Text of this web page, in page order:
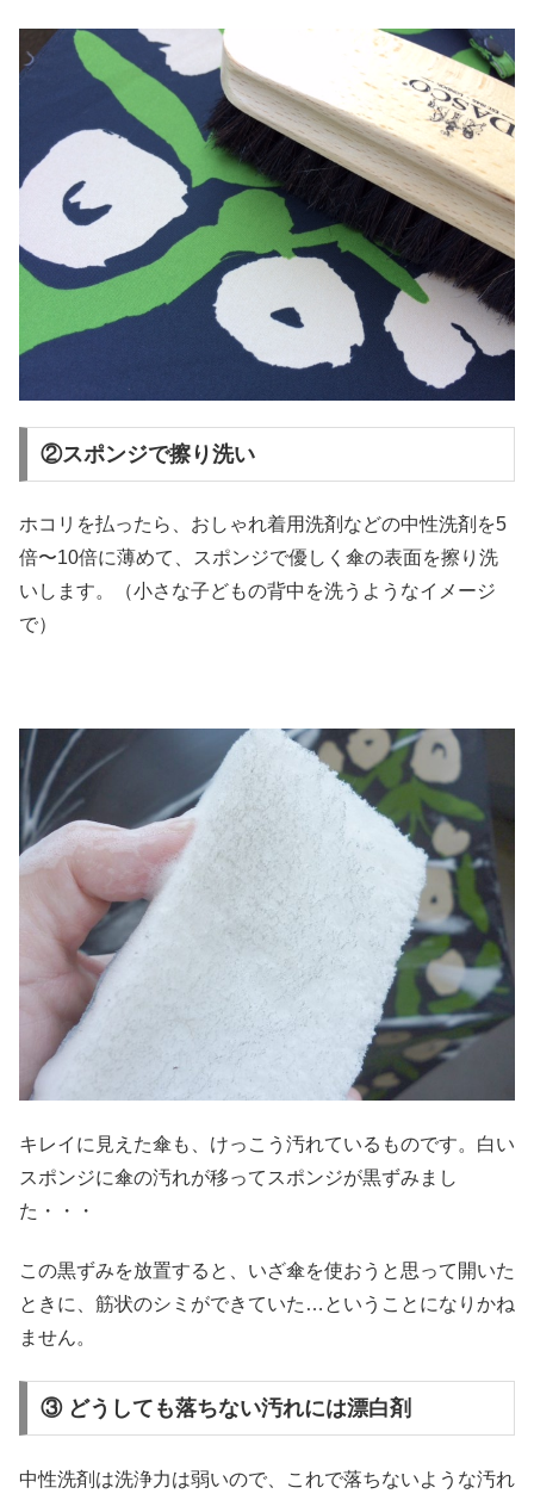
②スポンジで擦り洗い
ホコリを払ったら、おしゃれ着用洗剤などの中性洗剤を5
倍〜10倍に薄めて、スポンジで優しく傘の表面を擦り洗
いします。（小さな子どもの背中を洗うようなイメージ
で）
キレイに見えた傘も、けっこう汚れているものです。白い
スポンジに傘の汚れが移ってスポンジが黒ずみまし
た・・・
この黒ずみを放置すると、いざ傘を使おうと思って開いた
ときに、筋状のシミができていた…ということになりかね
ません。
③ どうしても落ちない汚れには漂白剤
中性洗剤は洗浄力は弱いので、これで落ちないような汚れ